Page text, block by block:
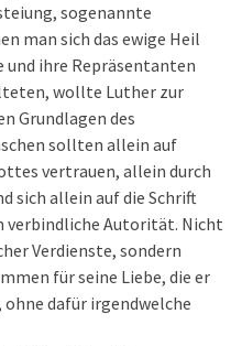
sogenannte
man sich das ewige Heil
und ihre Repräsentanten
wollte Luther zur
Grundlagen des
sollten allein auf
vertrauen, allein durch
sich allein auf die Schrift
verbindliche Autorität. Nicht
Verdienste, sondern
für seine Liebe, die er
dafür irgendwelche